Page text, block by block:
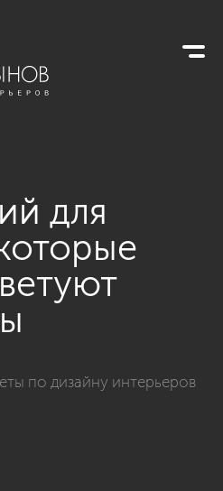
для
по дизайну интерьеров